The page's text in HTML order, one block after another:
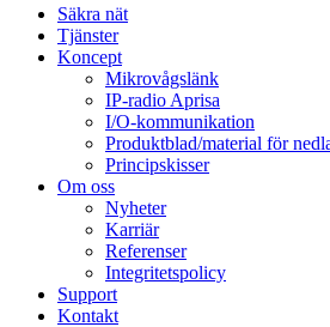
Säkra nät
Tjänster
Koncept
Mikrovågslänk
IP-radio Aprisa
I/O-kommunikation
Produktblad/material för
Principskisser
Om oss
Nyheter
Karriär
Referenser
Integritetspolicy
Support
Kontakt